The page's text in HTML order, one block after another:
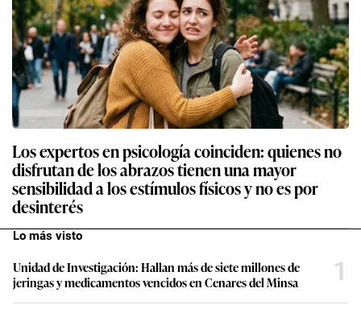
Los expertos en psicología coinciden: quienes no
disfrutan de los abrazos tienen una mayor
sensibilidad a los estímulos físicos y no es por
desinterés
Lo más visto
Unidad de Investigación: Hallan más de siete millones de
jeringas y medicamentos vencidos en Cenares del Minsa
1